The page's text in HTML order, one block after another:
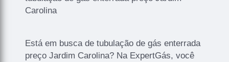
Carolina
Está em busca de tubulação de gás enterrada
preço Jardim Carolina? Na ExpertGás, você